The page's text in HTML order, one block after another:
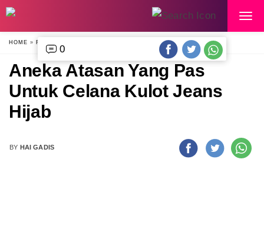
HOME » FASHION
Aneka Atasan Yang Pas
Untuk Celana Kulot Jeans
Hijab
BY HAI GADIS
0
0